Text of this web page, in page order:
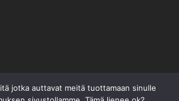
jotka auttavat meitä tuottamaan sinulle